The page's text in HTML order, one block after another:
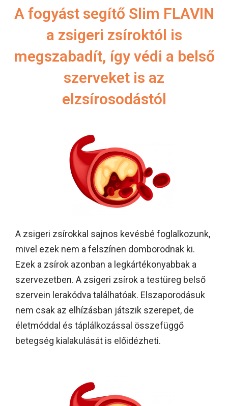
A fogyást segítő Slim FLAVIN
a zsigeri zsíroktól is
megszabadít, így védi a belső
szerveket is az
elzsírosodástól
A zsigeri zsírokkal sajnos kevésbé foglalkozunk,
mivel ezek nem a felszínen domborodnak ki.
Ezek a zsírok azonban a legkártékonyabbak a
szervezetben. A zsigeri zsírok a testüreg belső
szervein lerakódva találhatóak. Elszaporodásuk
nem csak az elhízásban játszik szerepet, de
életmóddal és táplálkozással összefüggő
betegség kialakulását is előidézheti.